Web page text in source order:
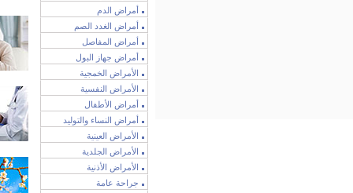
أمراض الدم
أمراض الغدد الصم
أمراض المفاصل
أمراض جهاز البول
الأمراض الخمجية
الأمراض النفسية
أمراض الأطفال
أمراض النساء والتوليد
الأمراض العينية
الأمراض الجلدية
الأمراض الأذنية
جراحة عامة